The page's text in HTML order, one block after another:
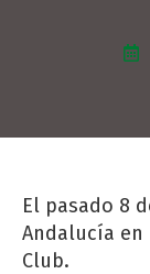
El pasado 8
Andalucía en
Club.